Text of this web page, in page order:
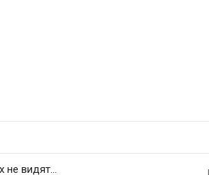
видят...